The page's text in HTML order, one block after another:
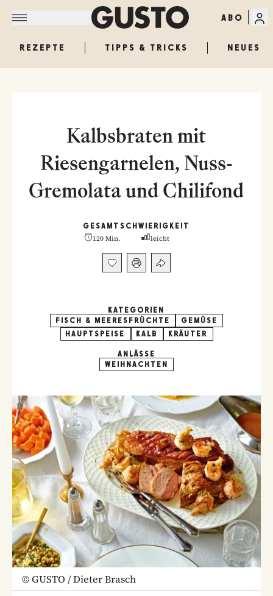
ABO
REZEPTE TIPPS & TRICKS NEUES
Kalbsbraten mit
Riesengarnelen, Nuss-
Gremolata und Chilifond
GESAMT
120 Min.
SCHWIERIGKEIT
leicht
KATEGORIEN
FISCH & MEERESFRÜCHTE
GEMÜSE
HAUPTSPEISE
KALB KRÄUTER
ANLÄSSE
WEIHNACHTEN
©GUSTO / Dieter Brasch